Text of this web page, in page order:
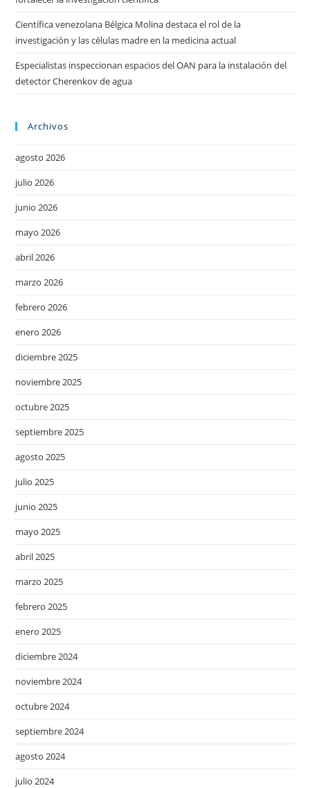
Científica venezolana Bélgica Molina destaca el rol de la
investigación y las células madre en la medicina actual
Especialistas inspeccionan espacios del OAN para la instalación del
detector Cherenkov de agua
Archivos
agosto 2026
julio 2026
junio 2026
mayo 2026
abril 2026
marzo 2026
febrero 2026
enero 2026
diciembre 2025
noviembre 2025
octubre 2025
septiembre 2025
agosto 2025
julio 2025
junio 2025
mayo 2025
abril 2025
marzo 2025
febrero 2025
enero 2025
diciembre 2024
noviembre 2024
octubre 2024
septiembre 2024
agosto 2024
julio 2024